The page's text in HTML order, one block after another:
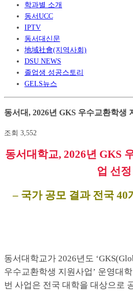
학과별 소개
동서UCC
IPTV
동서대신문
地域社會(지역사회)
DSU NEWS
졸업생 성공스토리
GELS뉴스
동서대, 2026년 GKS 우수교환학생
조회 3,552
동서대학교, 2026년 GKS
업 선정
– 국가 공모 결과 전국 40
동서대학교가 2026년도
우수교환학생 지원사업’ 운영대
번 사업은 전국 대학을 대상으로